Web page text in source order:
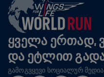
ᲧᲕᲔᲚᲐ ᲔᲠᲗᲐᲓ,
ᲓᲐ ᲔᲢᲚᲘᲗ
ᲒᲐᲛᲝᲒᲕᲧᲔᲕᲘ ᲡᲝᲪᲘᲐᲚᲣᲠ